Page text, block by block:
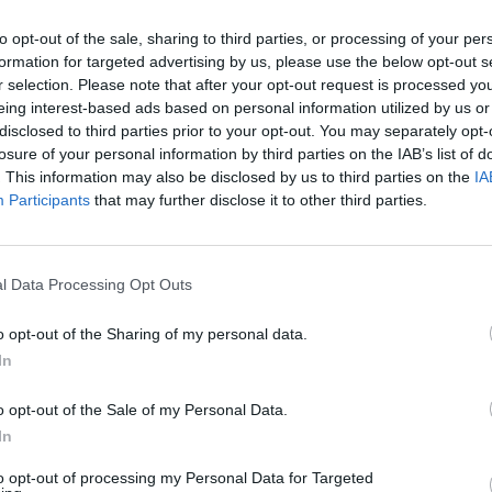
opt-out of the sale, sharing to third parties, or processing of your
for targeted advertising by us, please use the below opt-out
selection. Please note that after your opt-out request is processed
interest-based ads based on personal information utilized by us
to third parties prior to your opt-out. You may separately
of your personal information by third parties on the IAB’s list of
This information may also be disclosed by us to third parties on the
Participants that may further disclose it to other third parties.
Data Processing Opt Outs
opt-out of the Sharing of my personal data.
opt-out of the Sale of my Personal Data.
opt-out of processing my Personal Data for Targeted
pažaisti teniso.
Tenisas moterų tenisas
Lietuva tiesiogiai